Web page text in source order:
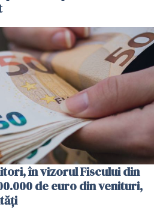
în vizorul Fiscului din
de euro din venituri,